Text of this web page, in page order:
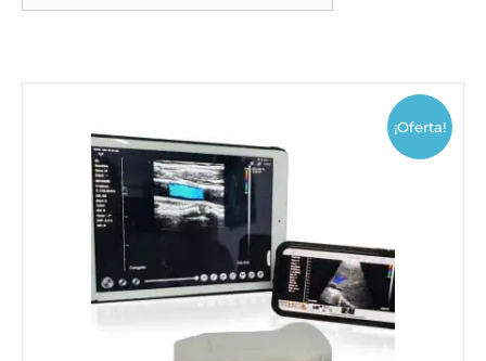
¡Oferta!